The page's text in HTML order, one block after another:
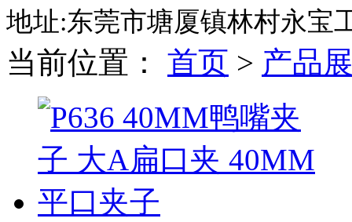
地址:东莞市塘厦镇林村永宝
当前位置： 首页 > 产品